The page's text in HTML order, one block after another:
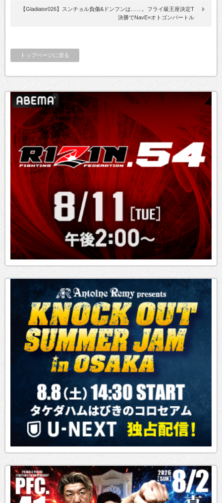
【Gladiator026】スンチョル負傷&ドンフンは……。フライ級王座決定T
決勝でNavE×オトゴンバートル
トップページに戻る